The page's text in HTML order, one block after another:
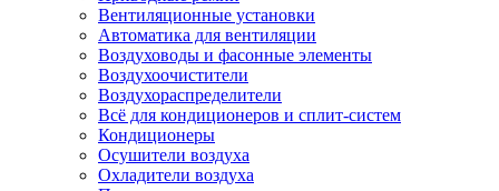
Вентиляционные установки
Автоматика для вентиляции
Воздуховоды и фасонные элементы
Воздухоочистители
Воздухораспределители
Всё для кондиционеров и сплит-систем
Кондиционеры
Осушители воздуха
Охладители воздуха